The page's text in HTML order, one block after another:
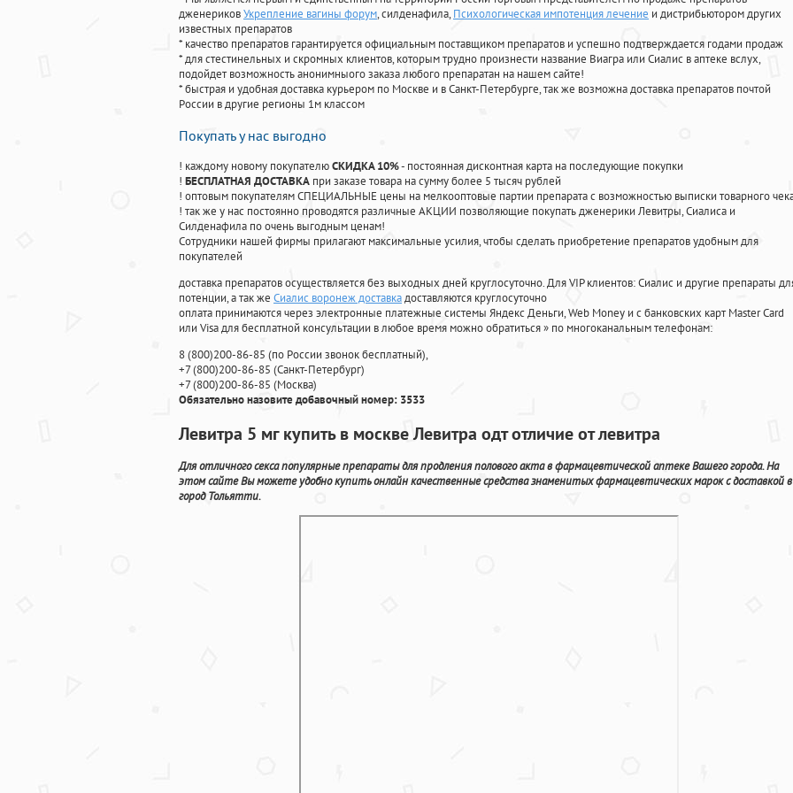
дженериковУкрепление вагины форум, силденафила, Психологическая импотенция лечение и дистрибьютором других
известных препаратов
* качество препаратов гарантируется официальным поставщиком препаратов и успешно подтверждается годами продаж
* для стестинельных и скромных клиентов, которым трудно произнести название Виагра или Сиалис в аптеке вслух,
подойдет возможность анонимныого заказа любого препаратан на нашем сайте!
* быстрая и удобная доставка курьером по Москве и в Санкт-Петербурге, так же возможна доставка препаратов почтой
России в другие регионы 1м классом
Покупать у нас выгодно
! каждому новому покупателюСКИДКА 10%- постоянная дисконтная карта на последующие покупки
! БЕСПЛАТНАЯ ДОСТАВКА при заказе товара на сумму более 5 тысяч рублей
! оптовым покупателям СПЕЦИАЛЬНЫЕ цены на мелкооптовые партии препарата с возможностью выписки товарного
! так же у нас постоянно проводятся различные АКЦИИ позволяющие покупать дженерики Левитры, Сиалиса и
Силденафила по очень выгодным ценам!
Cотрудники нашей фирмы прилагают максимальные усилия, чтобы сделать приобретение препаратов удобным для
покупателей
доставка препаратов осуществляется без выходных дней круглосуточно. Для VIP клиентов: Сиалис и другие препараты
потенции, а так же Сиалис воронеж доставкадоставляются круглосуточно
оплата принимаются через электронные платежные системы Яндекс Деньги, Web Money и с банковских карт Master Card
или Visa для бесплатной консультации в любое время можно обратиться» по многоканальным телефонам:
8(800)200-86-85 (по России звонок бесплатный),
+7(800)200-86-85 (Санкт-Петербург)
+7(800)200-86-85 (Москва)
Обязательно назовите добавочный номер: 3533
Левитра 5 мг купить в москве Левитра одт отличие от левитра
Для отличного секса популярные препараты для продления полового акта в фармацевтической аптеке Вашего города. На
этом сайте Вы можете удобно купить онлайн качественные средства знаменитых фармацевтических марок с доставкой в
город Тольятти.